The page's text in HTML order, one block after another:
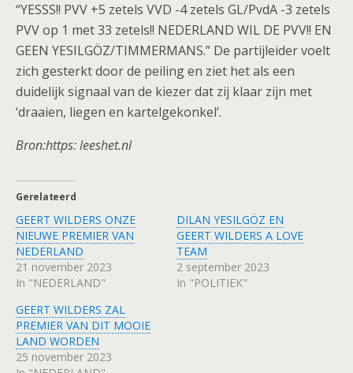
“YESSS!! PVV +5 zetels VVD -4 zetels GL/PvdA -3 zetels
PVV op 1 met 33 zetels!! NEDERLAND WIL DE PVV!! EN
GEEN YESILGÖZ/TIMMERMANS.” De partijleider voelt
zich gesterkt door de peiling en ziet het als een
duidelijk signaal van de kiezer dat zij klaar zijn met
‘draaien, liegen en kartelgekonkel’.
Bron:https: leeshet.nl
Gerelateerd
GEERT WILDERS ONZE
NIEUWE PREMIER VAN
NEDERLAND
21 november 2023
In "NEDERLAND"
DILAN YESILGÖZ EN
GEERT WILDERS A LOVE
TEAM
2 september 2023
In "POLITIEK"
GEERT WILDERS ZAL
PREMIER VAN DIT MOOIE
LAND WORDEN
25 november 2023